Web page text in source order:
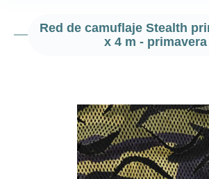
Red de camuflaje Stealth
x 4 m - primavera